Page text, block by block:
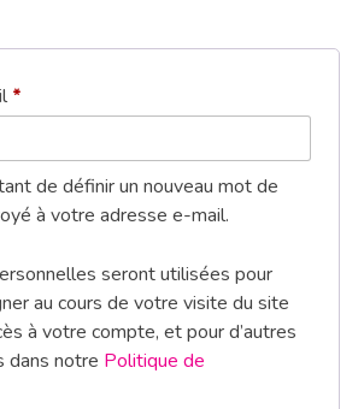
*
de définir un nouveau mot de
à votre adresse e-mail.
seront utilisées pour
au cours de votre visite du site
à votre compte, et pour d’autres
dans notre Politique de